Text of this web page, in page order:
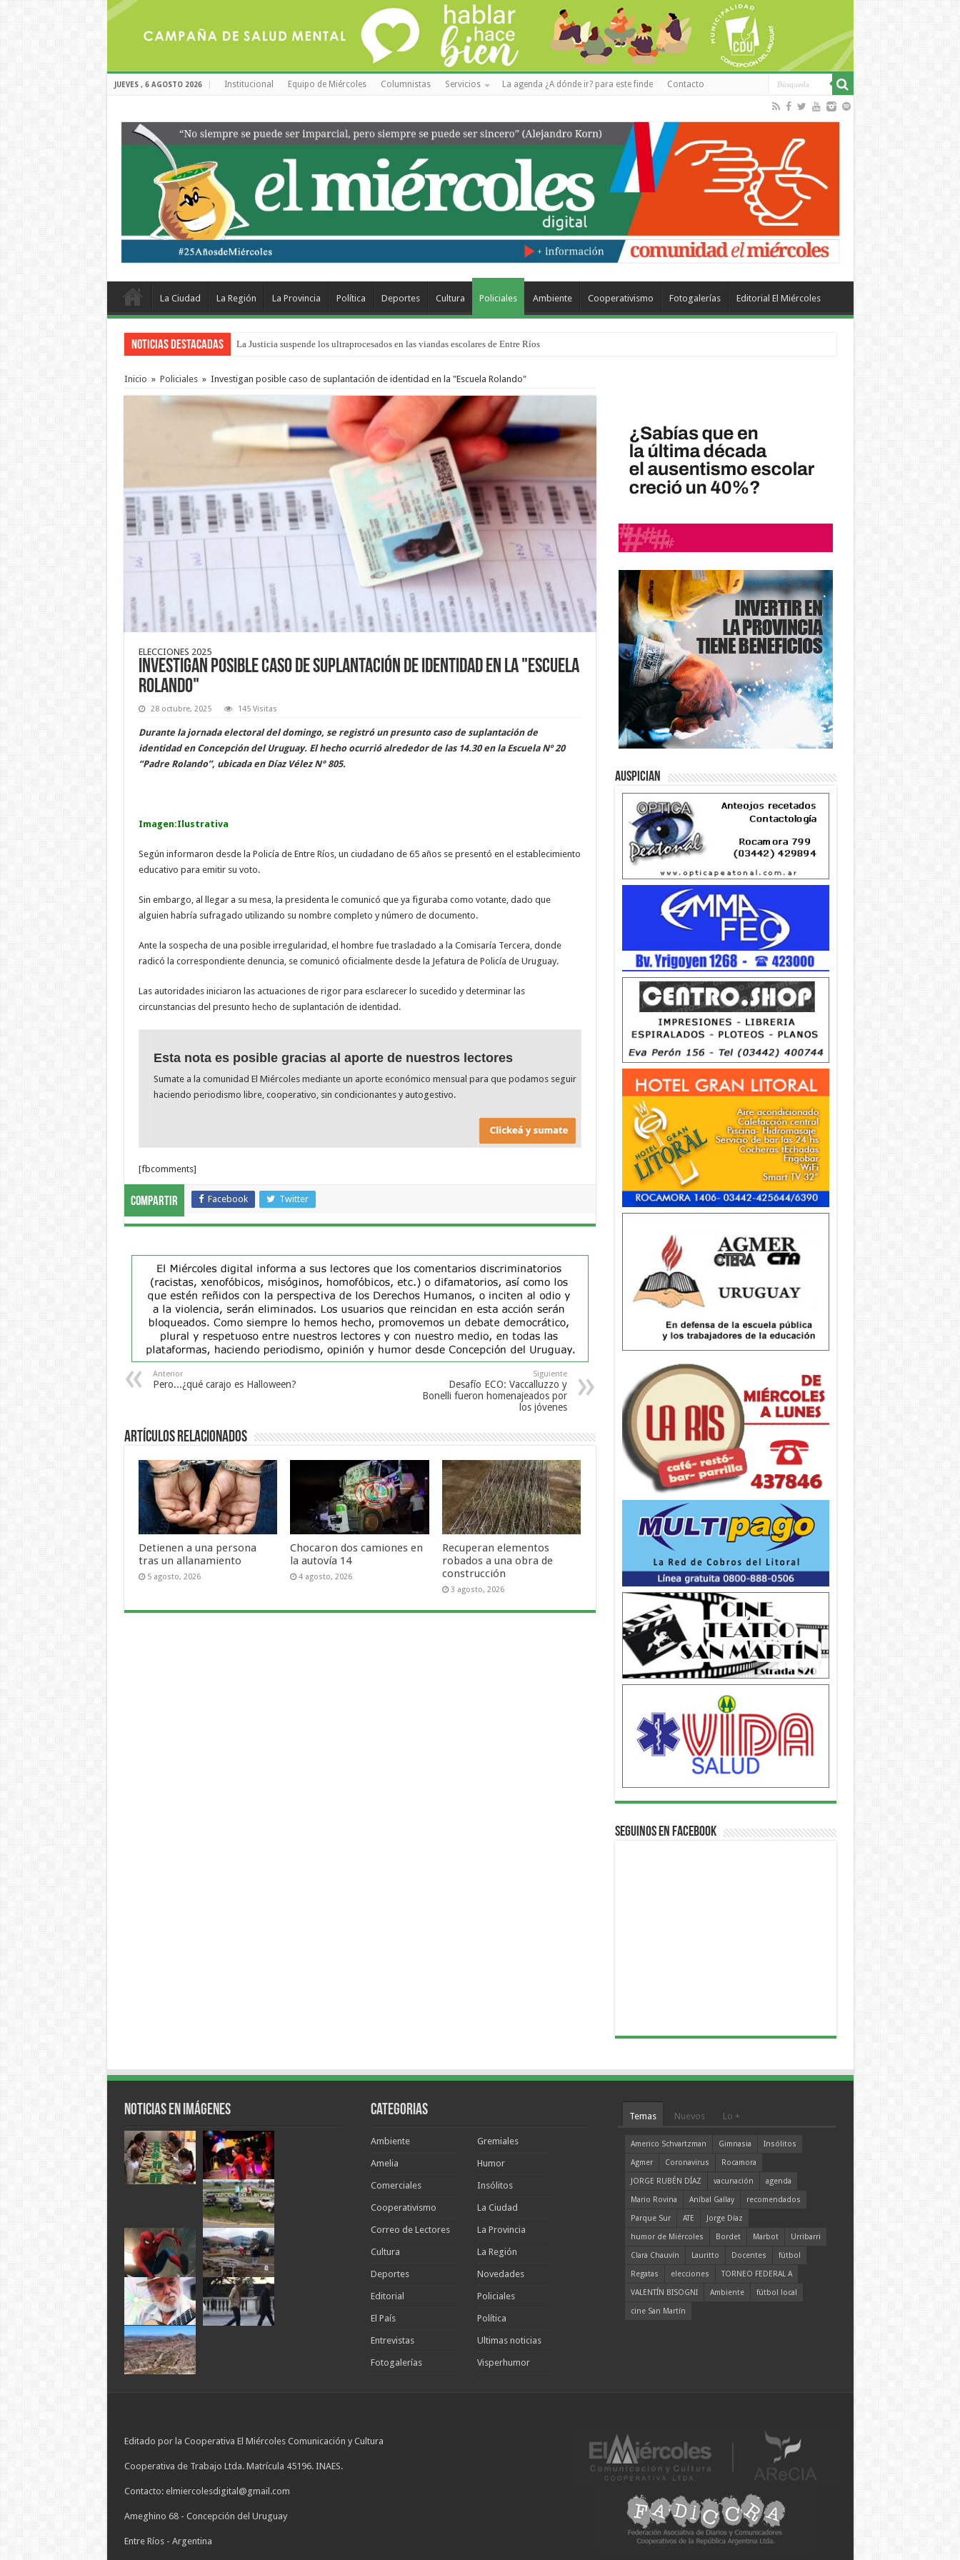
JUEVES , 6 AGOSTO 2026 Institucional Equipo de Miércoles Columnistas Servicios La agenda ¿A dónde ir? para este finde Contacto
La Ciudad La Región La Provincia Política Deportes Cultura Policiales Ambiente Cooperativismo Fotogalerías Editorial El Miércoles
Noticias Destacadas La Justicia suspende los ultraprocesados en las viandas escolares de Entre Ríos
Inicio » Policiales » Investigan posible caso de suplantación de identidad en la "Escuela Rolando"
ELECCIONES 2025
Investigan posible caso de suplantación de identidad en la "Escuela
Rolando"
28 octubre, 2025 145 Visitas
Durante la jornada electoral del domingo, se registró un presunto caso de suplantación de
identidad en Concepción del Uruguay. El hecho ocurrió alrededor de las 14.30 en la Escuela Nº 20
“Padre Rolando”, ubicada en Díaz Vélez N° 805.
Imagen:Ilustrativa
Según informaron desde la Policía de Entre Ríos, un ciudadano de 65 años se presentó en el establecimiento
educativo para emitir su voto.
Sin embargo, al llegar a su mesa, la presidenta le comunicó que ya figuraba como votante, dado que
alguien habría sufragado utilizando su nombre completo y número de documento.
Ante la sospecha de una posible irregularidad, el hombre fue trasladado a la Comisaría Tercera, donde
radicó la correspondiente denuncia, se comunicó oficialmente desde la Jefatura de Policía de Uruguay.
Las autoridades iniciaron las actuaciones de rigor para esclarecer lo sucedido y determinar las
circunstancias del presunto hecho de suplantación de identidad.
Esta nota es posible gracias al aporte de nuestros lectores
Sumate a la comunidad El Miércoles mediante un aporte económico mensual para que podamos seguir
haciendo periodismo libre, cooperativo, sin condicionantes y autogestivo.
[fbcomments]
Compartir Facebook Twitter
Anterior
Pero...¿qué carajo es Halloween?
Siguiente
Desafío ECO: Vaccalluzzo y
Bonelli fueron homenajeados por
los jóvenes
Artículos Relacionados
Detienen a una persona
tras un allanamiento
5 agosto, 2026
Chocaron dos camiones en
la autovía 14
4 agosto, 2026
Recuperan elementos
robados a una obra de
construcción
3 agosto, 2026
Auspician
Seguinos en Facebook
Noticias en Imágenes Categorias
Ambiente
Amelia
Comerciales
Cooperativismo
Correo de Lectores
Cultura
Deportes
Editorial
El País
Entrevistas
Fotogalerías
Gremiales
Humor
Insólitos
La Ciudad
La Provincia
La Región
Novedades
Policiales
Política
Ultimas noticias
Visperhumor
Temas Nuevos Lo +
Americo Schvartzman Gimnasia
Insólitos
Agmer
Coronavirus
Rocamora
JORGE RUBÉN DÍAZ
vacunación
agenda
Mario Rovina
Aníbal Gallay
recomendados
Parque Sur
ATE
Jorge Díaz
humor de Miércoles
Bordet Marbot
Urribarri
Clara Chauvín
Lauritto Docentes
fútbol
Regatas
elecciones
TORNEO FEDERAL A
VALENTÍN BISOGNI
Ambiente
fútbol local
cine San Martín
Editado por la Cooperativa El Miércoles Comunicación y Cultura
Cooperativa de Trabajo Ltda. Matrícula 45196. INAES.
Contacto: elmiercolesdigital@gmail.com
Ameghino 68 - Concepción del Uruguay
Entre Ríos - Argentina